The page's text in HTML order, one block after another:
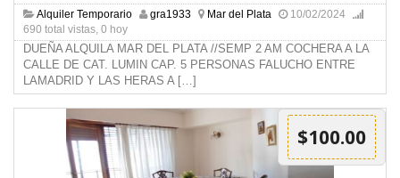
Alquiler Temporario gra1933 Mar del Plata
10/02/2024
690 total vistas, 0 hoy
DUEÑA ALQUILA MAR DEL PLATA //SEMP 2 AM COCHERA A LA
CALLE DE CAT. LUMIN CAP. 5 PERSONAS FALUCHO ENTRE
LAMADRID Y LAS HERAS A […]
$100.00